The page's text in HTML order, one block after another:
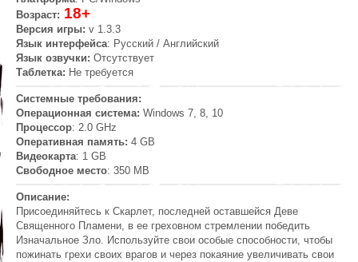
Возраст: 18+
Версия игры: v 1.3.3
Язык интерфейса: Русский / Английский
Язык озвучки: Отсутствует
Таблетка: Не требуется
Системные требования:
Операционная система: Windows 7, 8, 10
Процессор: 2.0 GHz
Оперативная память: 4 GB
Видеокарта: 1 GB
Свободное место: 350 MB
Описание:
Присоединяйтесь к Скарлет, последней оставшейся Деве
Священного Пламени, в ее греховном стремлении победить
Изначальное Зло. Используйте свои особые способности, чтобы
пожинать грехи своих врагов и через покаяние увеличивать свои